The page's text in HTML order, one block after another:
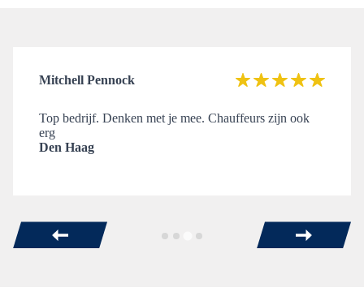
Mitchell Pennock
Top bedrijf. Denken met je mee. Chauffeurs zijn ook
erg
Den Haag